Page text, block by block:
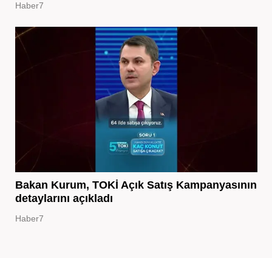
Haber7
Bakan Kurum, TOKİ Açık Satış Kampanyasının
detaylarını açıkladı
Haber7